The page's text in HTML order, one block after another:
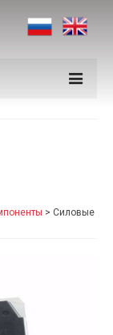
> Силовые